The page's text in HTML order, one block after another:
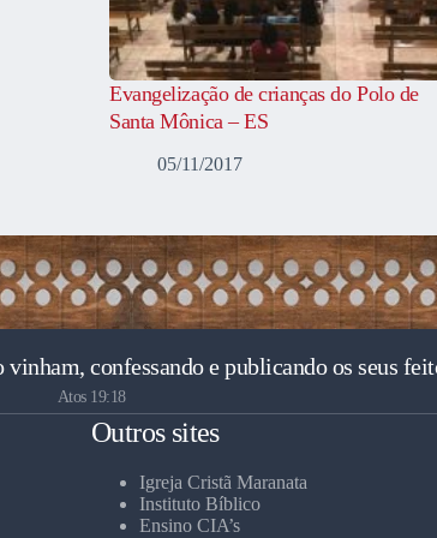
Evangelização de crianças do Polo de
Santa Mônica – ES
05/11/2017
confessando e publicando os seus
Atos 19:18
Outros sites
Igreja Cristã Maranata
Instituto Bíblico
Ensino CIA’s